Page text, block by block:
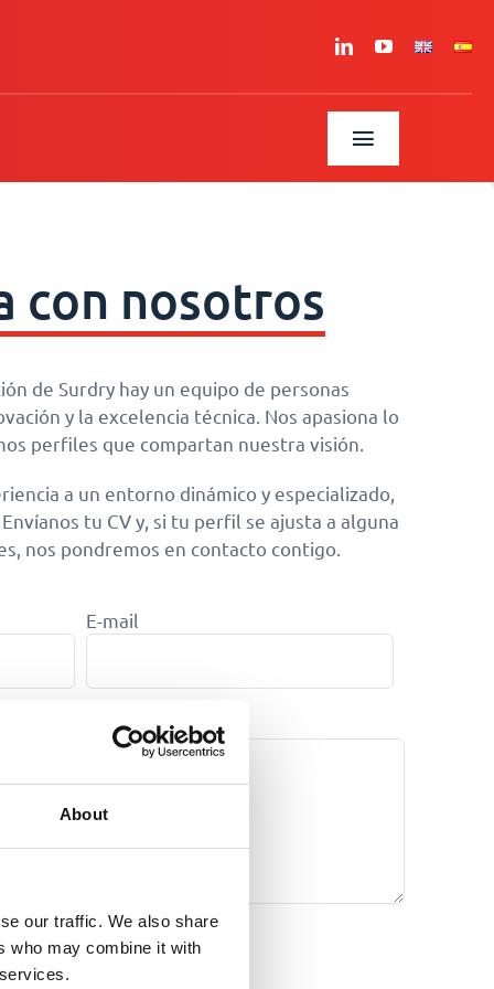
About
our traffic. We also share
who may combine it with
Toggle
Navigation
con nosotros
de Surdry hay un equipo de personas
y la excelencia técnica. Nos apasiona lo
perfiles que compartan nuestra visión.
a un entorno dinámico y especializado,
tu CV y, si tu perfil se ajusta a alguna
nos pondremos en contacto contigo.
E-mail